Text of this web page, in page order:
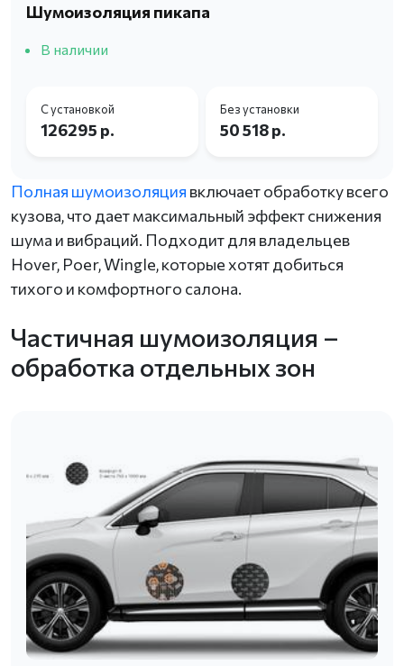
Шумоизоляция пикапа
В наличии
С установкой
126295 р.
Без установки
50 518 р.
Полная шумоизоляция включает обработку всего
кузова, что дает максимальный эффект снижения
шума и вибраций. Подходит для владельцев
Hover, Poer, Wingle, которые хотят добиться
тихого и комфортного салона.
Частичная шумоизоляция –
обработка отдельных зон